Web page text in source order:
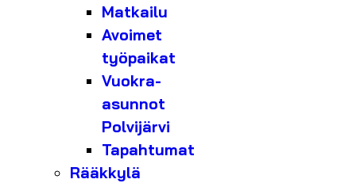
Matkailu
Avoimet
työpaikat
Vuokra-
asunnot
Polvijärvi
Tapahtumat
Rääkkylä